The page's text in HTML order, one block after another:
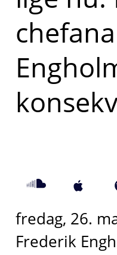
fredag, 26.
Frederik